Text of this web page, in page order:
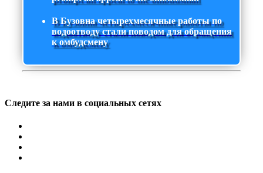
В Бузовна четырехмесячные работы по
водоотводу стали поводом для обращения
к омбудсмену
Следите за нами в социальных сетях